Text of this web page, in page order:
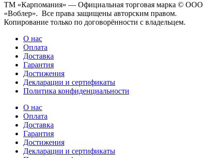
ТМ «Карпомания» — Официальная торговая марка © ООО
«Воблер». Все права защищены авторским правом.
Копирование только по договорённости с владельцем.
О нас
Оплата
Доставка
Гарантия
Достижения
Декларации и сертификаты
Политика конфиденциальности
О нас
Оплата
Доставка
Гарантия
Достижения
Декларации и сертификаты